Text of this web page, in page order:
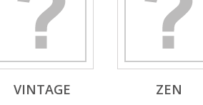
VINTAGE ZEN